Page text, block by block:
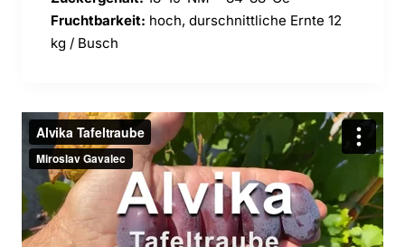
Fruchtbarkeit: hoch, durschnittliche Ernte 12
kg / Busch